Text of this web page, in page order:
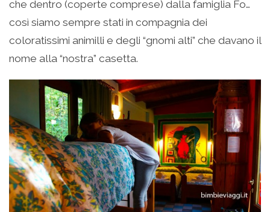
che dentro (coperte comprese) dalla famiglia Fo…
così siamo sempre stati in compagnia dei
coloratissimi animilli e degli “gnomi alti” che davano il
nome alla “nostra” casetta.